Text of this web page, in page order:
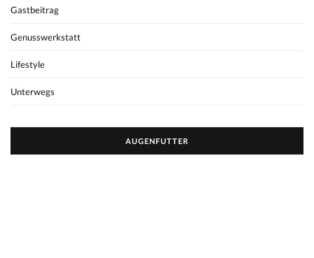
Gastbeitrag
Genusswerkstatt
Lifestyle
Unterwegs
AUGENFUTTER